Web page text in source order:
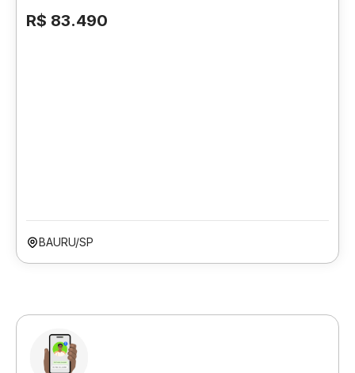
R$ 83.490
BAURU/SP